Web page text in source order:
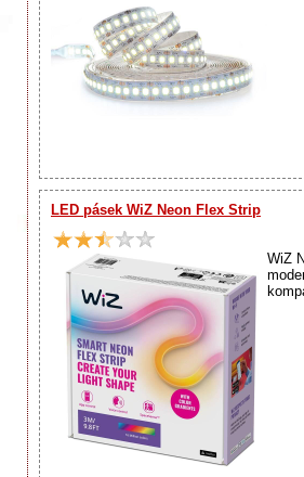
LED pásek WiZ Neon Flex Strip
WiZ